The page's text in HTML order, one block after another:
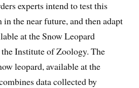
experts intend to test this
the near future, and then adapt
at the Snow Leopard
Institute of Zoology. The
leopard, available at the
data collected by